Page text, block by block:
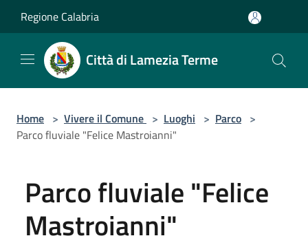
Regione Calabria
Città di Lamezia Terme
Home > Vivere il Comune > Luoghi > Parco >
Parco fluviale "Felice Mastroianni"
Parco fluviale "Felice
Mastroianni"